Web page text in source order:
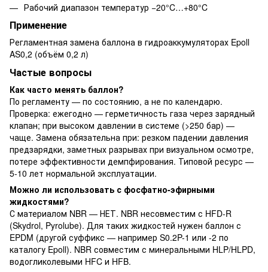
Рабочий диапазон температур −20°C…+80°C
Применение
Регламентная замена баллона в гидроаккумуляторах Epoll
AS0,2 (объём 0,2 л)
Частые вопросы
Как часто менять баллон?
По регламенту — по состоянию, а не по календарю.
Проверка: ежегодно — герметичность газа через зарядный
клапан; при высоком давлении в системе (>250 бар) —
чаще. Замена обязательна при: резком падении давления
предзарядки, заметных разрывах при визуальном осмотре,
потере эффективности демпфирования. Типовой ресурс —
5-10 лет нормальной эксплуатации.
Можно ли использовать с фосфатно-эфирными
жидкостями?
С материалом NBR — НЕТ. NBR несовместим с HFD-R
(Skydrol, Pyrolube). Для таких жидкостей нужен баллон с
EPDM (другой суффикс — например S0.2P-1 или -2 по
каталогу Epoll). NBR совместим с минеральными HLP/HLPD,
водогликолевыми HFC и HFB.